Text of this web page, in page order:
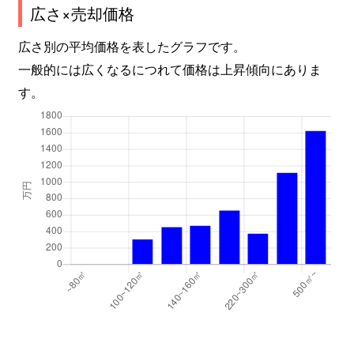
広さ×売却価格
広さ別の平均価格を表したグラフです。
一般的には広くなるにつれて価格は上昇傾向にありま
す。